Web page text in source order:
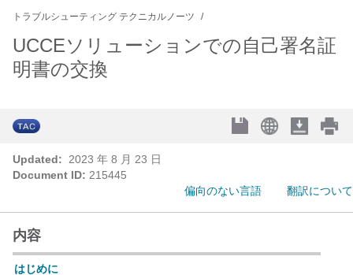
トラブルシューティング テクニカルノーツ
UCCEソリューションでの自己署名証
明書の交換
Updated:
2023 年 8 月 23 日
Document ID: 215445
偏向のない言語
翻訳について
内容
はじめに